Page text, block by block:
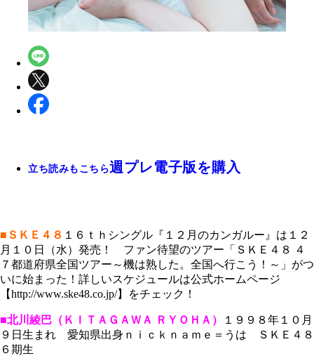
立ち読みもこちら週プレ電子版を購入
■ＳＫＥ４８ １６ｔｈシングル『１２月のカンガルー』は１２
月１０日（水）発売！ ファン待望のツアー「ＳＫＥ４８ ４
７都道府県全国ツアー～機は熟した。全国へ行こう！～」がつ
いに始まった！詳しいスケジュールは公式ホームページ
【http://www.ske48.co.jp/】をチェック！
■北川綾巴（ＫＩＴＡＧＡＷＡ ＲＹＯＨＡ）
１９９８年１０月
９日生まれ 愛知県出身ｎｉｃｋｎａｍｅ＝うは ＳＫＥ４８
６期生